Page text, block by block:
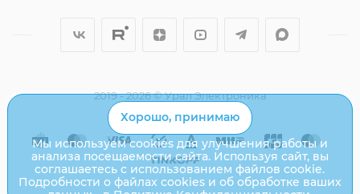
2019 - 2026 © Урал Электроника
Мы используем cookies для улучшения работы и
анализа посещаемости сайта. Используя сайт, вы
соглашаетесь с использованием файлов cookie.
Подробности о файлах cookies и об обработке ваших
Хорошо, принимаю